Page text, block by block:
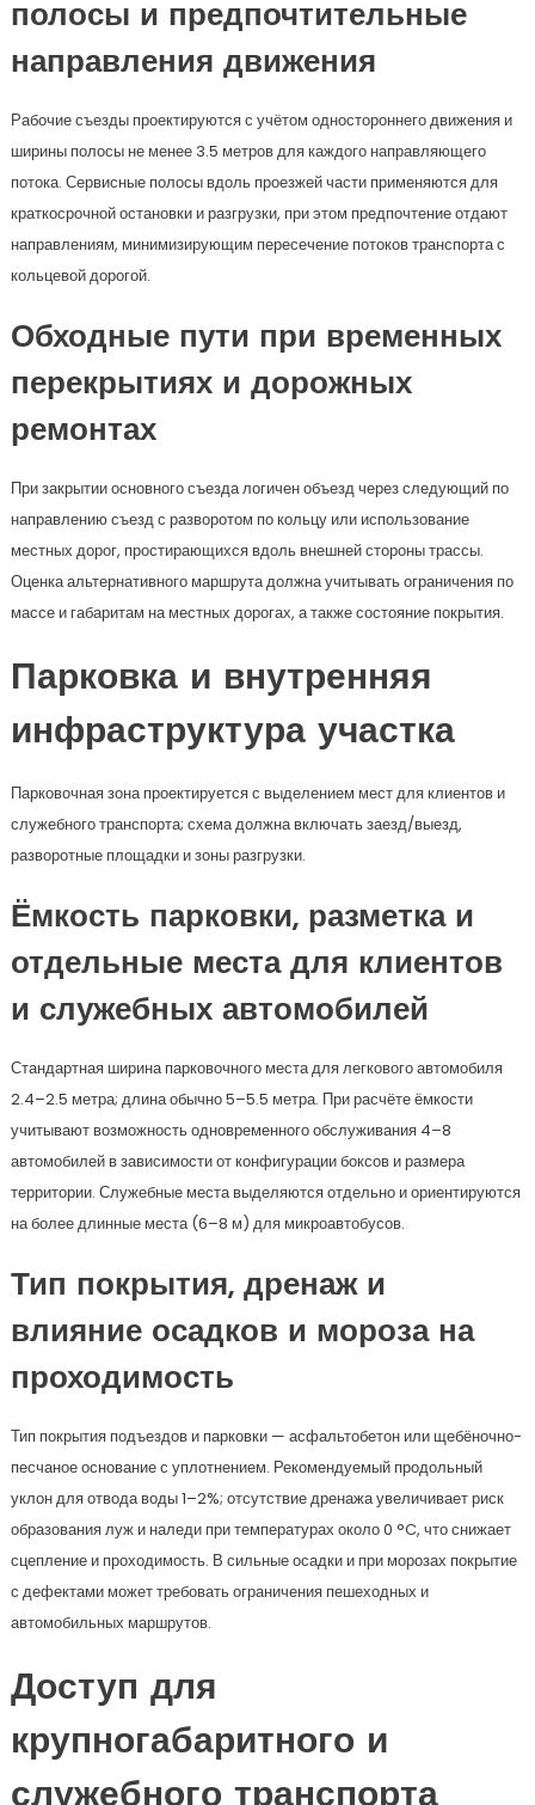
полосы и предпочтительные
направления движения
Рабочие съезды проектируются с учётом одностороннего движения и
ширины полосы не менее 3.5 метров для каждого направляющего
потока. Сервисные полосы вдоль проезжей части применяются для
краткосрочной остановки и разгрузки, при этом предпочтение отдают
направлениям, минимизирующим пересечение потоков транспорта с
кольцевой дорогой.
Обходные пути при временных
перекрытиях и дорожных
ремонтах
При закрытии основного съезда логичен объезд через следующий по
направлению съезд с разворотом по кольцу или использование
местных дорог, простирающихся вдоль внешней стороны трассы.
Оценка альтернативного маршрута должна учитывать ограничения по
массе и габаритам на местных дорогах, а также состояние покрытия.
Парковка и внутренняя
инфраструктура участка
Парковочная зона проектируется с выделением мест для клиентов и
служебного транспорта; схема должна включать заезд/выезд,
разворотные площадки и зоны разгрузки.
Ёмкость парковки, разметка и
отдельные места для клиентов
и служебных автомобилей
Стандартная ширина парковочного места для легкового автомобиля
2.4–2.5 метра; длина обычно 5–5.5 метра. При расчёте ёмкости
учитывают возможность одновременного обслуживания 4–8
автомобилей в зависимости от конфигурации боксов и размера
территории. Служебные места выделяются отдельно и ориентируются
на более длинные места (6–8 м) для микроавтобусов.
Тип покрытия, дренаж и
влияние осадков и мороза на
проходимость
Тип покрытия подъездов и парковки — асфальтобетон или щебёночно-
песчаное основание с уплотнением. Рекомендуемый продольный
уклон для отвода воды 1–2%; отсутствие дренажа увеличивает риск
образования луж и наледи при температурах около 0 °C, что снижает
сцепление и проходимость. В сильные осадки и при морозах покрытие
с дефектами может требовать ограничения пешеходных и
автомобильных маршрутов.
Доступ для
крупногабаритного и
служебного транспорта